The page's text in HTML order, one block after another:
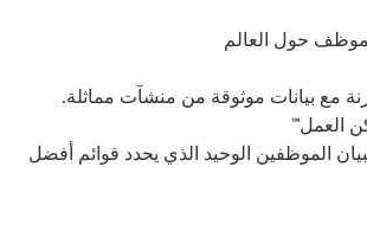
حول العالم
مع بيانات موثوقة من منشآت مماثلة.
العمل™
الموظفين الوحيد الذي يحدد قوائم أفضل